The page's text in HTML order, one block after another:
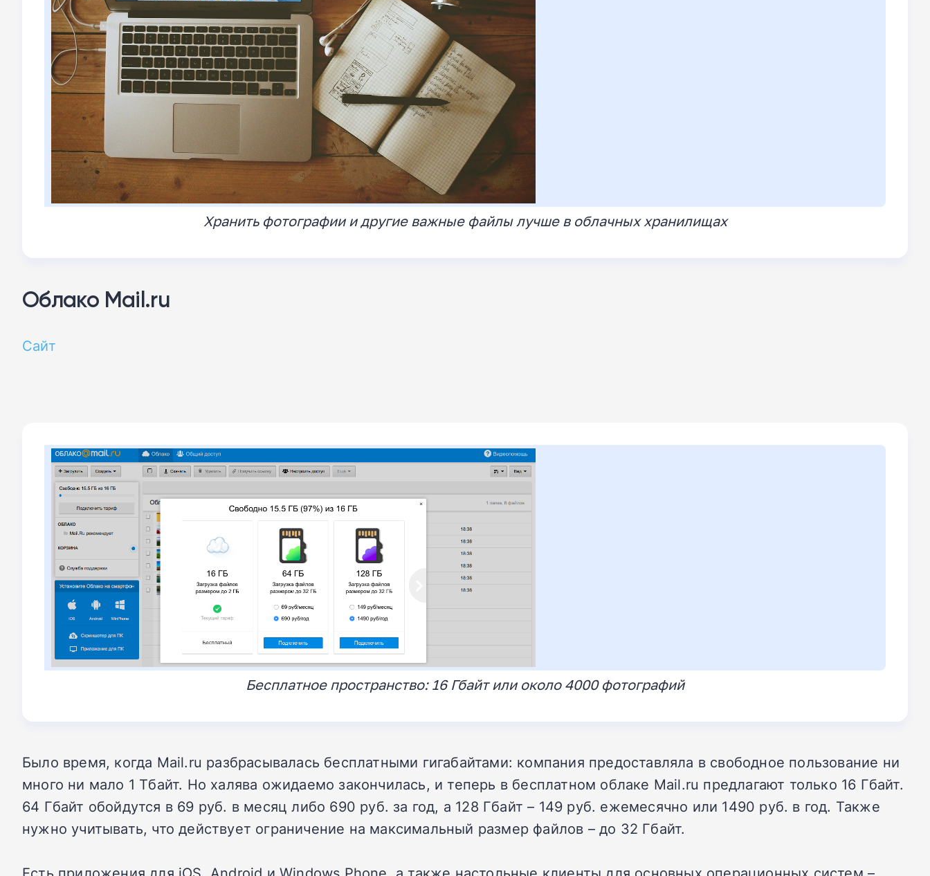
Хранить фотографии и другие важные файлы лучше в облачных хранилищах
Облако Mail.ru
Сайт
Бесплатное пространство: 16 Гбайт или около 4000 фотографий
Было время, когда Mail.ru разбрасывалась бесплатными гигабайтами: компания предоставляла в свободное пользование ни
много ни мало 1 Тбайт. Но халява ожидаемо закончилась, и теперь в бесплатном облаке Mail.ru предлагают только 16 Гбайт.
64 Гбайт обойдутся в 69 руб. в месяц либо 690 руб. за год, а 128 Гбайт – 149 руб. ежемесячно или 1490 руб. в год. Также
нужно учитывать, что действует ограничение на максимальный размер файлов – до 32 Гбайт.